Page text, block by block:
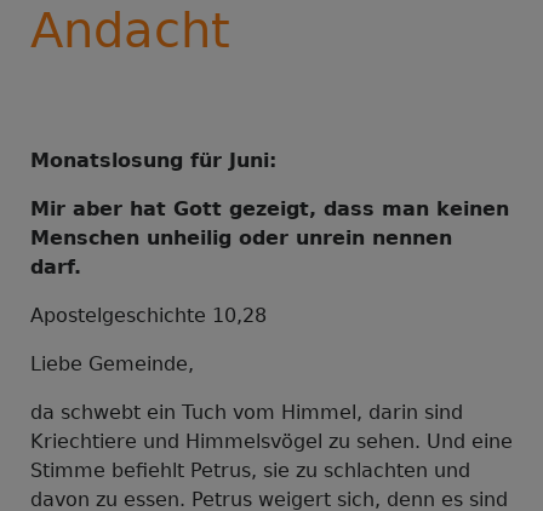
Andacht
Monatslosung für Juni:
Mir aber hat Gott gezeigt, dass man keinen
Menschen unheilig oder unrein nennen
darf.
Apostelgeschichte 10,28
Liebe Gemeinde,
da schwebt ein Tuch vom Himmel, darin sind
Kriechtiere und Himmelsvögel zu sehen. Und eine
Stimme befiehlt Petrus, sie zu schlachten und
davon zu essen. Petrus weigert sich, denn es sind